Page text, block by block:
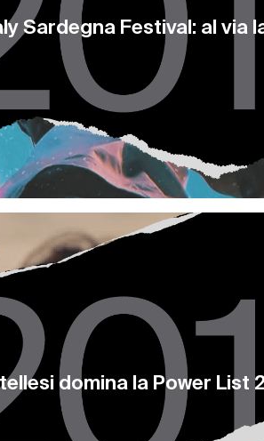
Sardegna Festival: al via
domina la Power List